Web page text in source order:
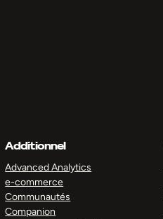
Additionnel
Advanced Analytics
e-commerce
Communautés
Companion